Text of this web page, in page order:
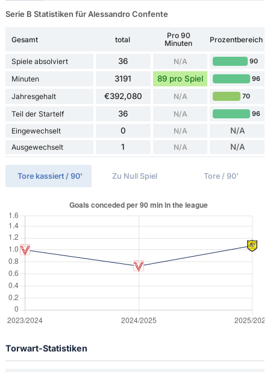
Serie B Statistiken für Alessandro Confente
Gesamt total
Pro 90
Minuten
Prozentbereich
Spiele absolviert 36 N/A 90
Minuten 3191 89 pro Spiel 96
Jahresgehalt €392,080 N/A 70
Teil der Startelf 36 N/A 96
Eingewechselt 0 N/A N/A
Ausgewechselt 1 N/A N/A
Tore kassiert / 90' Zu Null Spiel Tore / 90'
Torwart-Statistiken